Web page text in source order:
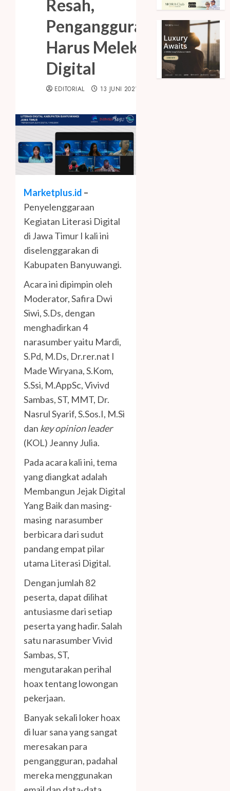
Resah,
Pengangguran
Harus Melek
Digital
EDITORIAL 13 JUNI 2021
Marketplus.id –
Penyelenggaraan
Kegiatan Literasi Digital
di Jawa Timur I kali ini
diselenggarakan di
Kabupaten Banyuwangi.
Acara ini dipimpin oleh
Moderator, Safira Dwi
Siwi, S.Ds, dengan
menghadirkan 4
narasumber yaitu Mardi,
S.Pd, M.Ds, Dr.rer.nat I
Made Wiryana, S.Kom,
S.Ssi, M.AppSc, Vivivd
Sambas, ST, MMT, Dr.
Nasrul Syarif, S.Sos.I, M.Si
dan key opinion leader
(KOL) Jeanny Julia.
Pada acara kali ini, tema
yang diangkat adalah
Membangun Jejak Digital
Yang Baik dan masing-
masing narasumber
berbicara dari sudut
pandang empat pilar
utama Literasi Digital.
Dengan jumlah 82
peserta, dapat dilihat
antusiasme dari setiap
peserta yang hadir. Salah
satu narasumber Vivid
Sambas, ST,
mengutarakan perihal
hoax tentang lowongan
pekerjaan.
Banyak sekali loker hoax
di luar sana yang sangat
meresakan para
pengangguran, padahal
mereka menggunakan